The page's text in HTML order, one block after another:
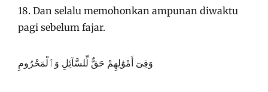
18. Dan selalu memohonkan ampunan diwaktu
pagi sebelum fajar.
وَفِىٓ أَمْوَٰلِهِمْ حَقٌّ لِّلسَّآئِلِ وَٱلْمَحْرُومِ